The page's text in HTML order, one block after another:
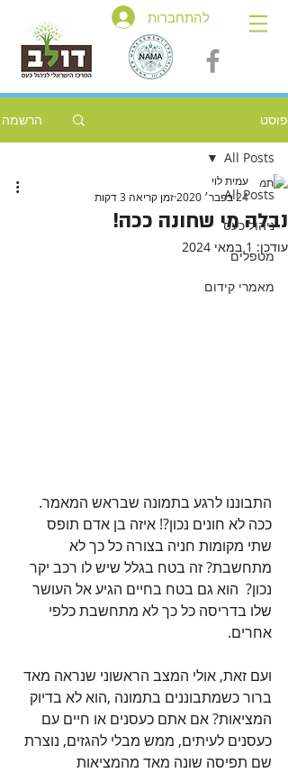
להתחברות
פוסט הרשמה
All Posts
ניהול כעס
מטפלים
מאמרי קידום
All Posts
נבלה מי שחונה ככה!
עמית לוי
24 בפבר׳ 2020
זמן קריאה 3 דקות
עודכן: 1 במאי 2024
התבוננו לרגע בתמונה שבראש המאמר.
ככה לא חונים נכון?! איזה בן אדם תופס
שתי מקומות חניה בצורה כל כך לא
מתחשבת? זה בטח בגלל שיש לו רכב יקר
נכון?  הוא גם בטח בחיים הגיע אל העושר
שלו בדריסה כל כך לא מתחשבת כלפי
אחרים.
ועם זאת, אולי המצב הראשוני שנראה מאד
ברור כשמתבוננים בתמונה ,הוא לא בדיוק
המציאות? אם אתם כעסנים או חיים עם
כעסנים לעיתים, ממש מבלי להגזים, נוצרת
שם תפיסה שונה מאד מהמציאות